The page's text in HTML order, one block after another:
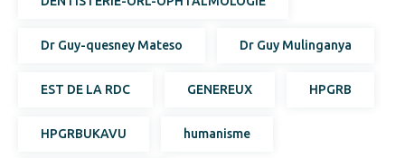
Dr Guy-quesney Mateso Dr Guy Mulinganya
EST DE LA RDC GENEREUX HPGRB
HPGRBUKAVU humanisme